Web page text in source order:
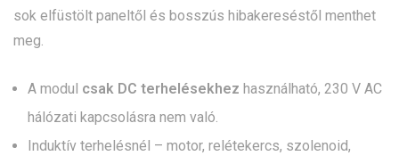
sok elfüstölt paneltől és bosszús hibakereséstől menthet
meg.
A modul csak DC terhelésekhez használható, 230 V AC
hálózati kapcsolásra nem való.
Induktív terhelésnél – motor, relétekercs, szolenoid,